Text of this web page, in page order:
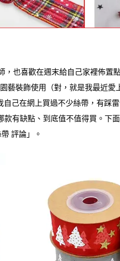
也喜歡在週末給自己家裡佈置
裝飾使用（對，就是我最近愛
己在網上買過不少絲帶，有踩
有缺點、到底值不值得買。下
評論」。